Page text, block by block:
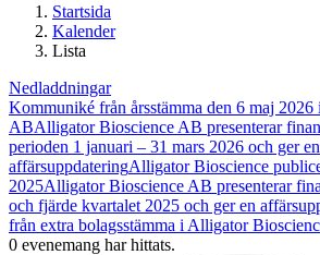
Startsida
Kalender
Lista
Nedladdningar
Kommuniké från årsstämma den 6 maj
ABAlligator Bioscience AB presenterar
perioden 1 januari – 31 mars 2026 och ger en
affärsuppdateringAlligator Bioscience
2025Alligator Bioscience AB presenterar
och fjärde kvartalet 2025 och ger en
från extra bolagsstämma i Alligator
0 evenemang har hittats.